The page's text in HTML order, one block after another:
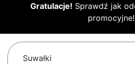
Gratulacje! Sprawdź jak
promocyjne!
Suwałki